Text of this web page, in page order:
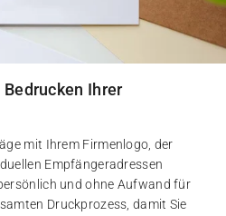
Ihrer
mit Ihrem Firmenlogo, der
Empfängeradressen
und ohne Aufwand für
Druckprozess, damit Sie